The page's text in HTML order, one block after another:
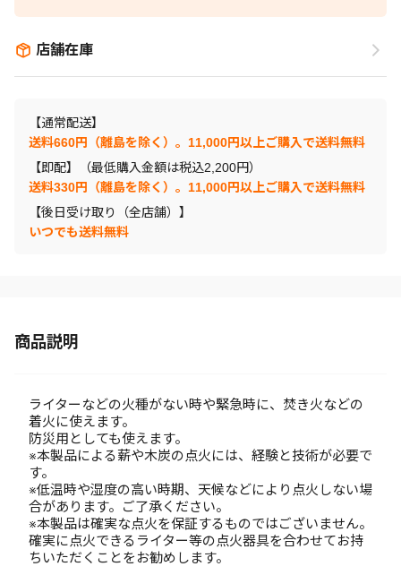
店舗在庫
【通常配送】
送料660円（離島を除く）。11,000円以上ご購入で送料無料
【即配】（最低購入金額は税込2,200円）
送料330円（離島を除く）。11,000円以上ご購入で送料無料
【後日受け取り（全店舗）】
いつでも送料無料
商品説明
ライターなどの火種がない時や緊急時に、焚き火などの
着火に使えます。
防災用としても使えます。
※本製品による薪や木炭の点火には、経験と技術が必要で
す。
※低温時や湿度の高い時期、天候などにより点火しない場
合があります。ご了承ください。
※本製品は確実な点火を保証するものではございません。
確実に点火できるライター等の点火器具を合わせてお持
ちいただくことをお勧めします。